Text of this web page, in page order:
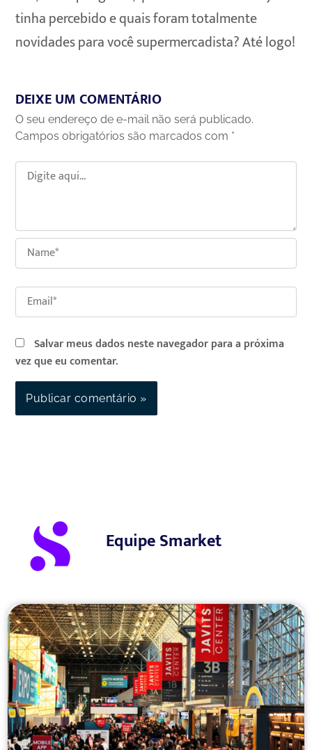
tinha percebido e quais foram totalmente
novidades para você supermercadista? Até logo!
DEIXE UM COMENTÁRIO
O seu endereço de e-mail não será publicado.
Campos obrigatórios são marcados com *
Digite
aqui...
Name*
Email*
Salvar meus dados neste navegador para a próxima
vez que eu comentar.
Equipe Smarket